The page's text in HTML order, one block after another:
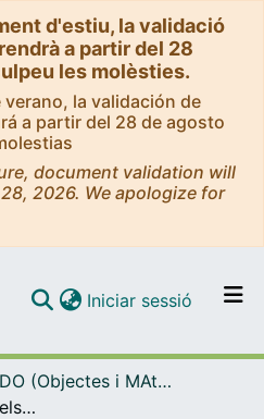
d'estiu, la validació
a partir del 28
les molèsties.
la validación de
a partir del 28 de agosto
document validation will
2026. We apologize for
Navega per tot el DD
Iniciar sessió (current)
OMADO (Objectes i MAterials DOcents)
Biaixos de gènere en els models de llenguatge externs